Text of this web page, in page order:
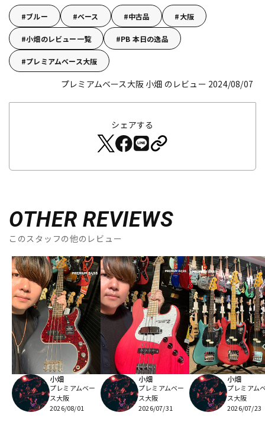
ブルー ベース 中古品 大阪
小畑のレビュー一覧 PB 本日の逸品
プレミアムベース大阪
プレミアムベース大阪 小畑 のレビュー 2024/08/07
シェアする
OTHER REVIEWS
このスタッフの他のレビュー
小畑
プレミアムベー
ス大阪
2026/08/01
小畑
プレミアムベー
ス大阪
2026/07/31
小畑
プレミアム
ス大阪
2026/07/23